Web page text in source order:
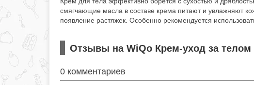
смягчающие масла в составе крема питают и увлажняют
появление растяжек. Особенно рекомендуется
Отзывы на WiQo Крем-уход за телом
0 комментариев